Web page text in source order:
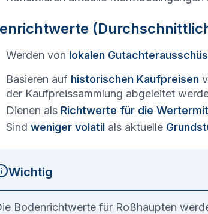
Werden von lokalen
Basieren auf historischen Kaufpreisen
der Kaufpreissammlung abgeleitet
Dienen als Richtwerte für die
Sind weniger volatil als aktuelle
Wichtig
Bodenrichtwerte für Roßhaupten